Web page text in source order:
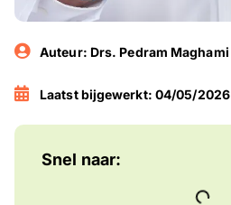
Auteur: Drs. Pedram Maghami
Laatst bijgewerkt: 04/05/2026
Snel naar: